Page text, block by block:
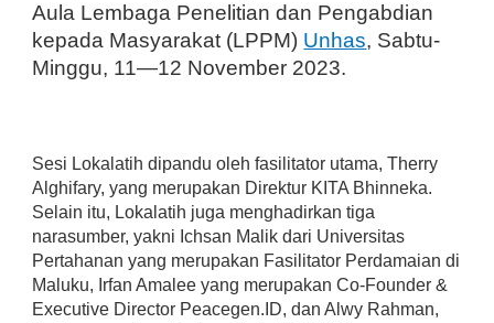
Aula Lembaga Penelitian dan Pengabdian
kepada Masyarakat (LPPM) Unhas, Sabtu-
Minggu, 11—12 November 2023.
Sesi Lokalatih dipandu oleh fasilitator utama, Therry
Alghifary, yang merupakan Direktur KITA Bhinneka.
Selain itu, Lokalatih juga menghadirkan tiga
narasumber, yakni Ichsan Malik dari Universitas
Pertahanan yang merupakan Fasilitator Perdamaian di
Maluku, Irfan Amalee yang merupakan Co-Founder &
Executive Director Peacegen.ID, dan Alwy Rahman,